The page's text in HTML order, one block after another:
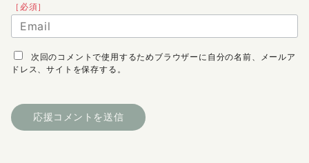
［必須］
次回のコメントで使用するためブラウザーに自分の名前、メールア
ドレス、サイトを保存する。